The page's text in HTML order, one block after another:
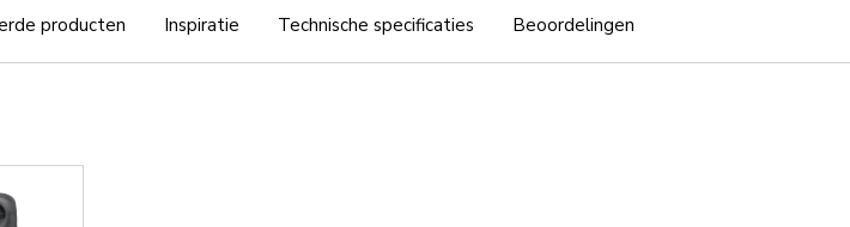
producten Inspiratie Technische specificaties Beoordelingen